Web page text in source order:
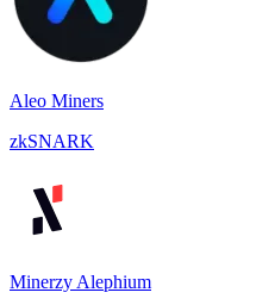
Aleo Miners
zkSNARK
Minerzy Alephium